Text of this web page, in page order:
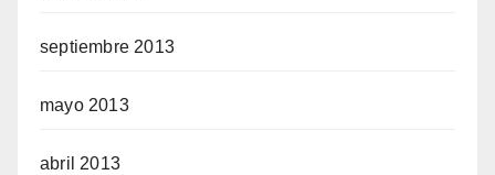
septiembre 2013
mayo 2013
abril 2013